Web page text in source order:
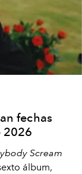
fechas
2026
Scream
álbum,